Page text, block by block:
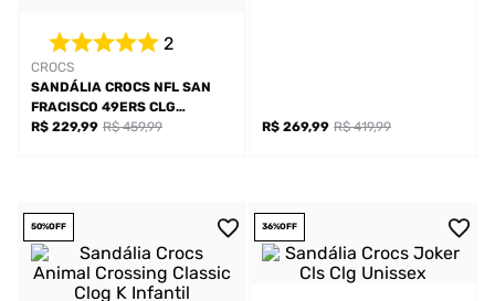
CROCS
2
SANDÁLIA CROCS NFL SAN
FRACISCO 49ERS CLG
UNISSEX
R$ 229,99 R$ 459,99 R$ 269,99 R$ 419,99
50%OFF 36%OFF